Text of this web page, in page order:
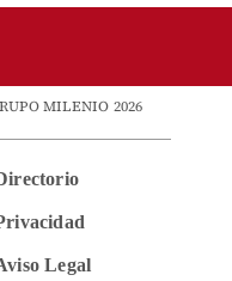
MILENIO 2026
Legal